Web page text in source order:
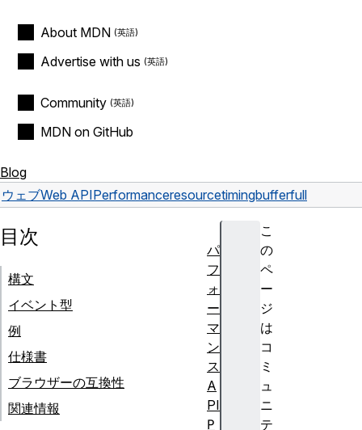
About MDN
Advertise with us
Community
MDN on GitHub
Blog
ウェブWeb APIPerformanceresourcetimingbufferfull
こ
の
ペ
ー
ジ
は
コ
ミ
ュ
ニ
テ
目次
構文
イベント型
例
仕様書
ブラウザーの互換性
関連情報
パ
フ
ォ
ー
マ
ン
ス
A
PI
P